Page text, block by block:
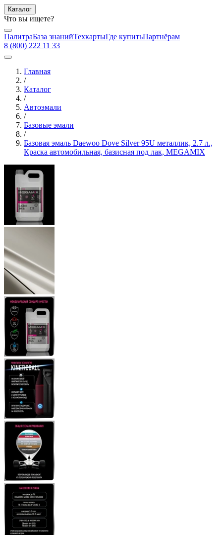
Каталог
Что вы ищете?
ПалитраБаза знанийТехкартыГде купитьПартнёрам
8 (800) 222 11 33
Главная
/
Каталог
/
Автоэмали
/
Базовые эмали
/
Базовая эмаль Daewoo Dove Silver 95U металлик, 2.7 л.,
Краска автомобильная, базисная под лак, MEGAMIX